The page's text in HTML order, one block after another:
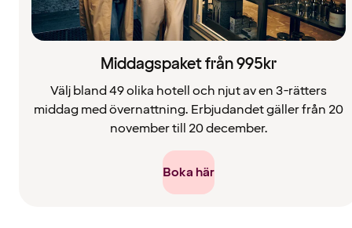
Middagspaket från 995kr
Välj bland 49 olika hotell och njut av en 3-rätters
middag med övernattning. Erbjudandet gäller från 20
november till 20 december.
Boka här